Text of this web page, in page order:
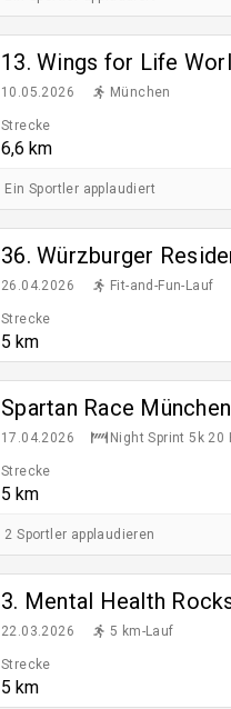
13. Wings for Life
10.05.2026 München
Strecke
6,6 km
Ein Sportler applaudiert
36. Würzburger
26.04.2026 Fit-and-Fun-Lauf
Strecke
5 km
Spartan Race
17.04.2026 Night Sprint 5k 20
Strecke
5 km
2 Sportler applaudieren
3. Mental Health
22.03.2026 5 km-Lauf
Strecke
5 km